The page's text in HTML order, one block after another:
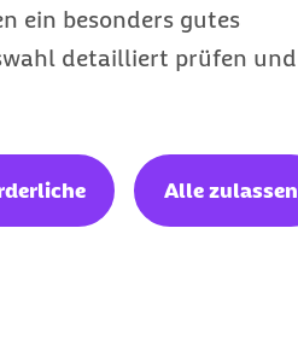
ein besonders gutes
detailliert prüfen und
Alle zulassen